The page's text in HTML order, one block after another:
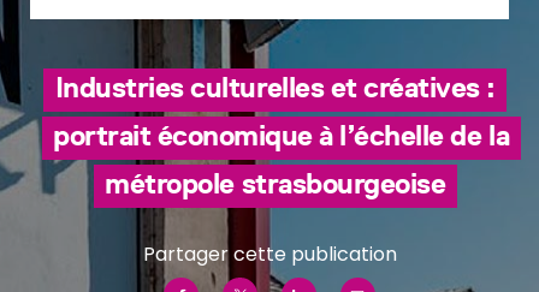
Industries culturelles et créatives :
portrait économique à l’échelle de la
métropole strasbourgeoise
Partager cette publication